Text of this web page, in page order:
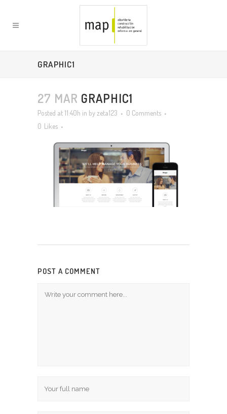
GRAPHIC1
27 MAR GRAPHIC1
Posted at 11:40h in byzeta123
0 Comments
0 Likes
POST A COMMENT